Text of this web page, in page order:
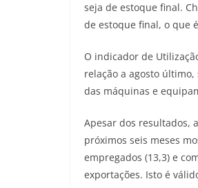
seja de estoque final.
de estoque final, o que
O indicador de
relação a agosto
das máquinas e
Apesar dos resultados,
próximos seis meses
empregados (13,3) e
exportações. Isto é